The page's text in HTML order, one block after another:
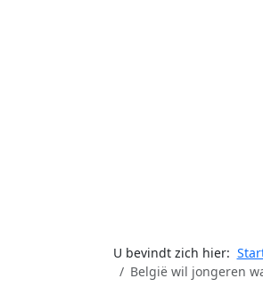
U bevindt zich hier:
België wil jongeren